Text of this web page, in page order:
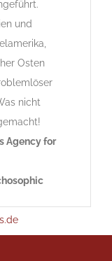
und
Osten
nicht
Agency for